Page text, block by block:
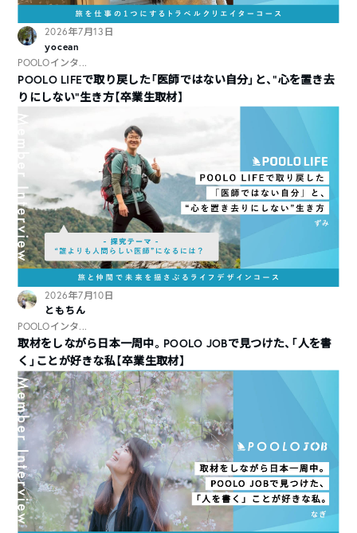
2026年7月13日
yocean
POOLOインタ...
POOLO LIFEで取り戻した「医師ではない自分」と、“心を置き去
りにしない”生き方【卒業生取材】
2026年7月10日
ともちん
POOLOインタ...
取材をしながら日本一周中。POOLO JOBで見つけた、「人を書
く」ことが好きな私【卒業生取材】